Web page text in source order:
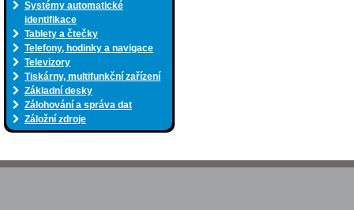
Systémy automatické
identifikace
Tablety a čtečky
Telefony, hodinky a navigace
Televizory
Tiskárny, multifunkční zařízení
Základní desky
Zálohování a správa dat
Záložní zdroje